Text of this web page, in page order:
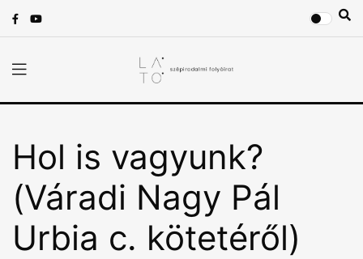
Hol is vagyunk?
(Váradi Nagy Pál
Urbia c. kötetéről)